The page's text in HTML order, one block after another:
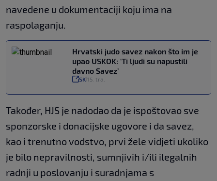
navedene u dokumentaciji koju ima na
raspolaganju.
Hrvatski judo savez nakon što im je
upao USKOK: ‘Ti ljudi su napustili
davno Savez’
SK 15. tra.
Također, HJS je nadodao da je ispoštovao sve
sponzorske i donacijske ugovore i da savez,
kao i trenutno vodstvo, prvi žele vidjeti ukoliko
je bilo nepravilnosti, sumnjivih i/ili ilegalnih
radnji u poslovanju i suradnjama s